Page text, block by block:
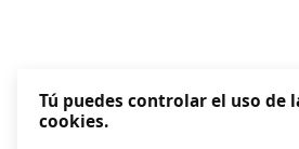
Tú puedes controlar el uso de
cookies.